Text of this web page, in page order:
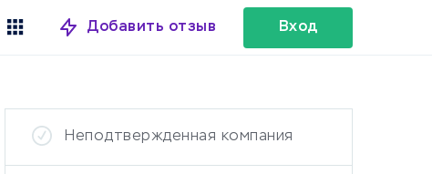
Добавить отзыв Вход
Неподтвержденная компания